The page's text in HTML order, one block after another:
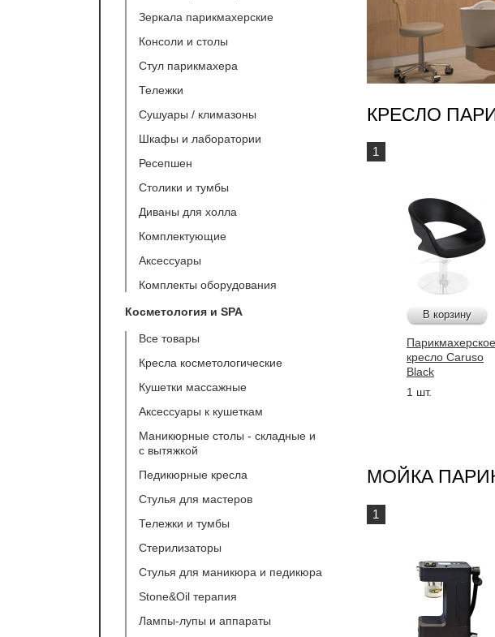
Зеркала парикмахерские
Консоли и столы
Стул парикмахера
Тележки
Сушуары / климазоны
Шкафы и лаборатории
Ресепшeн
Столики и тумбы
Диваны для холла
Комплектующие
Аксессуары
Комплекты оборудования
Косметология и SPA
Все товары
Кресла косметологические
Кушетки массажные
Аксессуары к кушеткам
Маникюрные столы - складные и
с вытяжкой
Педикюрные кресла
Стулья для мастеров
Тележки и тумбы
Стерилизаторы
Стулья для маникюра и педикюра
Stone&Oil терапия
Лампы-лупы и аппараты
КРЕСЛО
1
В корзину
Парикмахерское
кресло Caruso
Black
1 шт.
МОЙКА
1